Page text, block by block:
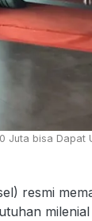
Juta bisa Dapat
resmi